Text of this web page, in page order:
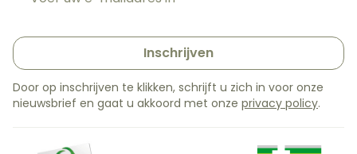
Inschrijven
Door op inschrijven te klikken, schrijft u zich in voor onze
nieuwsbrief en gaat u akkoord met onze privacy policy.